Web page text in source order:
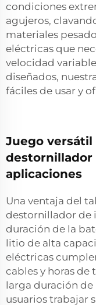
condiciones
agujeros,
materiales
eléctricas que
velocidad
diseñados,
fáciles de usar y
Juego
destornillador
aplicaciones
Una ventaja del
destornillador de
duración de la
litio de alta
eléctricas
cables y horas de
larga duración
usuarios trabajar